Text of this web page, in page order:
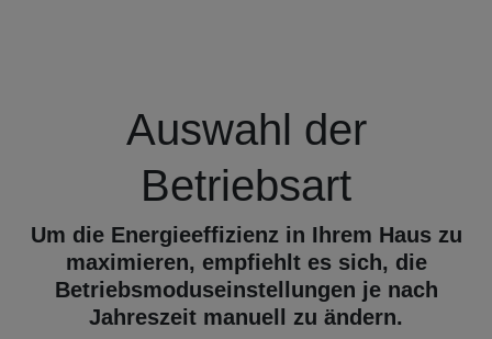
Auswahl der
Betriebsart
Um die Energieeffizienz in Ihrem Haus zu
maximieren, empfiehlt es sich, die
Betriebsmoduseinstellungen je nach
Jahreszeit manuell zu ändern.